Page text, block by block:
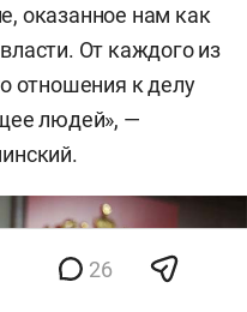
оказанное нам как
От каждого из
отношения к делу
людей», —
26